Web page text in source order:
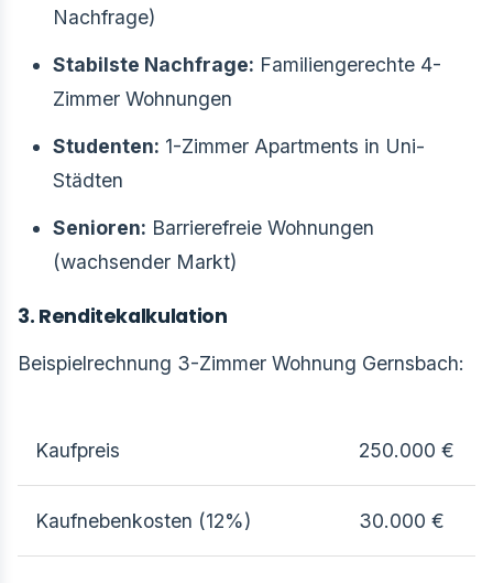
Nachfrage)
Stabilste Nachfrage: Familiengerechte 4-
Zimmer Wohnungen
Studenten: 1-Zimmer Apartments in Uni-
Städten
Senioren: Barrierefreie Wohnungen
(wachsender Markt)
3. Renditekalkulation
Beispielrechnung 3-Zimmer Wohnung Gernsbach:
Kaufpreis 250.000 €
Kaufnebenkosten (12%) 30.000 €